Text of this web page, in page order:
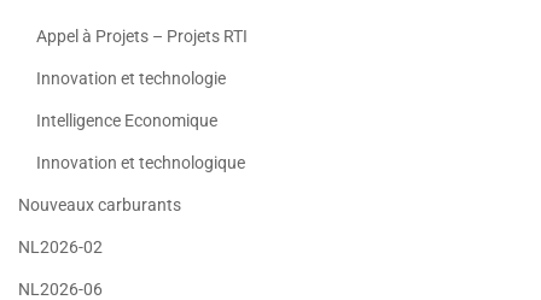
Appel à Projets – Projets RTI
Innovation et technologie
Intelligence Economique
Innovation et technologique
Nouveaux carburants
NL2026-02
NL2026-06